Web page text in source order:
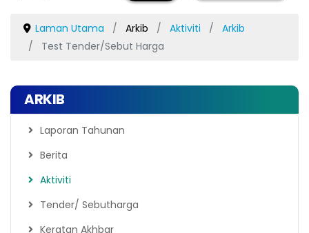
Laman Utama Arkib Aktiviti
Arkib
Test Tender/Sebut Harga
ARKIB
Laporan Tahunan
Berita
Aktiviti
Tender/ Sebutharga
Keratan Akhbar